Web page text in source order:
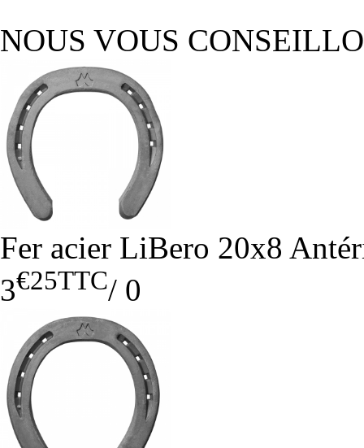
NOUS VOUS
Fer acier LiBero 20x8
3€25TTC/ 0